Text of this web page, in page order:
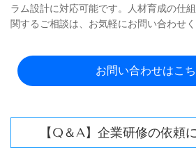
ラム設計に対応可能です。人材育成の仕
関するご相談は、お気軽にお問い合わせく
お問い合わせはこ
【Q＆A】企業研修の依頼